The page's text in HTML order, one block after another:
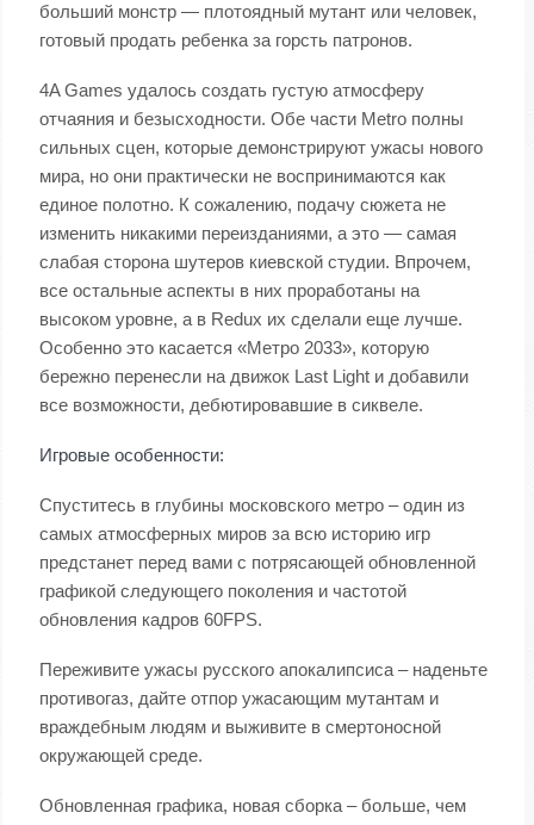
больший монстр — плотоядный мутант или человек,
готовый продать ребенка за горсть патронов.
4A Games удалось создать густую атмосферу
отчаяния и безысходности. Обе части Metro полны
сильных сцен, которые демонстрируют ужасы нового
мира, но они практически не воспринимаются как
единое полотно. К сожалению, подачу сюжета не
изменить никакими переизданиями, а это — самая
слабая сторона шутеров киевской студии. Впрочем,
все остальные аспекты в них проработаны на
высоком уровне, а в Redux их сделали еще лучше.
Особенно это касается «Метро 2033», которую
бережно перенесли на движок Last Light и добавили
все возможности, дебютировавшие в сиквеле.
Игровые особенности:
Спуститесь в глубины московского метро – один из
самых атмосферных миров за всю историю игр
предстанет перед вами с потрясающей обновленной
графикой следующего поколения и частотой
обновления кадров 60FPS.
Переживите ужасы русского апокалипсиса – наденьте
противогаз, дайте отпор ужасающим мутантам и
враждебным людям и выживите в смертоносной
окружающей среде.
Обновленная графика, новая сборка – больше, чем